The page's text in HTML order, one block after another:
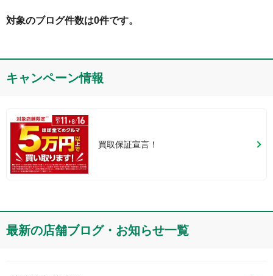
対象のブログ件数は0件です。
キャンペーン情報
買取保証宣言！
最新の店舗ブログ・お知らせ一覧